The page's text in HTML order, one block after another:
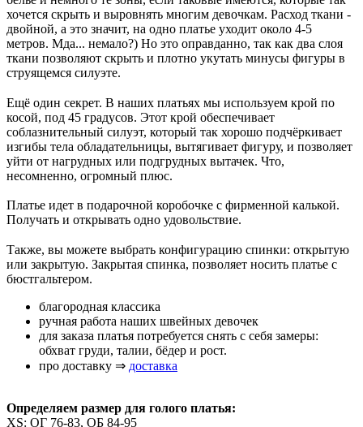
хочется скрыть и выровнять многим девочкам. Расход ткани -
двойной, а это значит, на одно платье уходит около 4-5
метров. Мда... немало?) Но это оправданно, так как два слоя
ткани позволяют скрыть и плотно укутать минусы фигуры в
струящемся силуэте.
Ещё один секрет. В наших платьях мы используем крой по
косой, под 45 градусов. Этот крой обеспечивает
соблазнительный силуэт, который так хорошо подчёркивает
изгибы тела обладательницы, вытягивает фигуру, и позволяет
уйти от нагрудных или подгрудных вытачек. Что,
несомненно, огромный плюс.
Платье идет в подарочной коробочке с фирменной калькой.
Получать и открывать одно удовольствие.
Также, вы можете выбрать конфигурацию спинки: открытую
или закрытую. Закрытая спинка, позволяет носить платье с
бюстгальтером.
благородная классика
ручная работа наших швейных девочек
для заказа платья потребуется снять с себя замеры:
обхват груди, талии, бёдер и рост.
про доставку ⇒ доставка
Определяем размер для голого платья:
XS: ОГ 76-83, ОБ 84-95